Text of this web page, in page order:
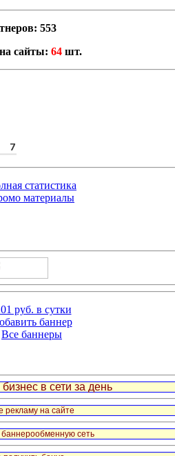
553
сайты: 64 шт.
статистика
материалы
руб. в сутки
баннер
Все баннеры
в сети за день
рекламу на сайте
баннерообменную сеть